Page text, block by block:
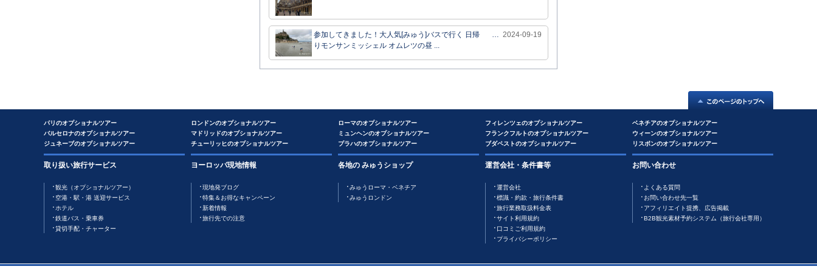
参加してきました！大人気[みゅう]バスで行く 日帰
りモンサンミッシェル オムレツの昼 ...
… 2024-09-19
パリのオプショナルツアー
バルセロナのオプショナルツアー
ジュネーブのオプショナルツアー
ロンドンのオプショナルツアー
マドリッドのオプショナルツアー
チューリッヒのオプショナルツアー
ローマのオプショナルツアー
ミュンヘンのオプショナルツアー
プラハのオプショナルツアー
フィレンツェのオプショナルツアー
フランクフルトのオプショナルツアー
ブダペストのオプショナルツアー
ベネチアのオプショナルツアー
ウィーンのオプショナルツアー
リスボンのオプショナルツアー
取り扱い旅行サービス
観光（オプショナルツアー）
空港・駅・港 送迎サービス
ホテル
鉄道バス・乗車券
貸切手配・チャーター
ヨーロッパ現地情報
現地発ブログ
特集＆お得なキャンペーン
新着情報
旅行先での注意
各地の みゅうショップ
みゅうローマ・ベネチア
みゅうロンドン
運営会社・条件書等
運営会社
標識・約款・旅行条件書
旅行業務取扱料金表
サイト利用規約
口コミご利用規約
プライバシーポリシー
お問い合わせ
よくある質問
お問い合わせ先一覧
アフィリエイト提携、広告掲載
B2B観光素材予約システム（旅行会社専用）